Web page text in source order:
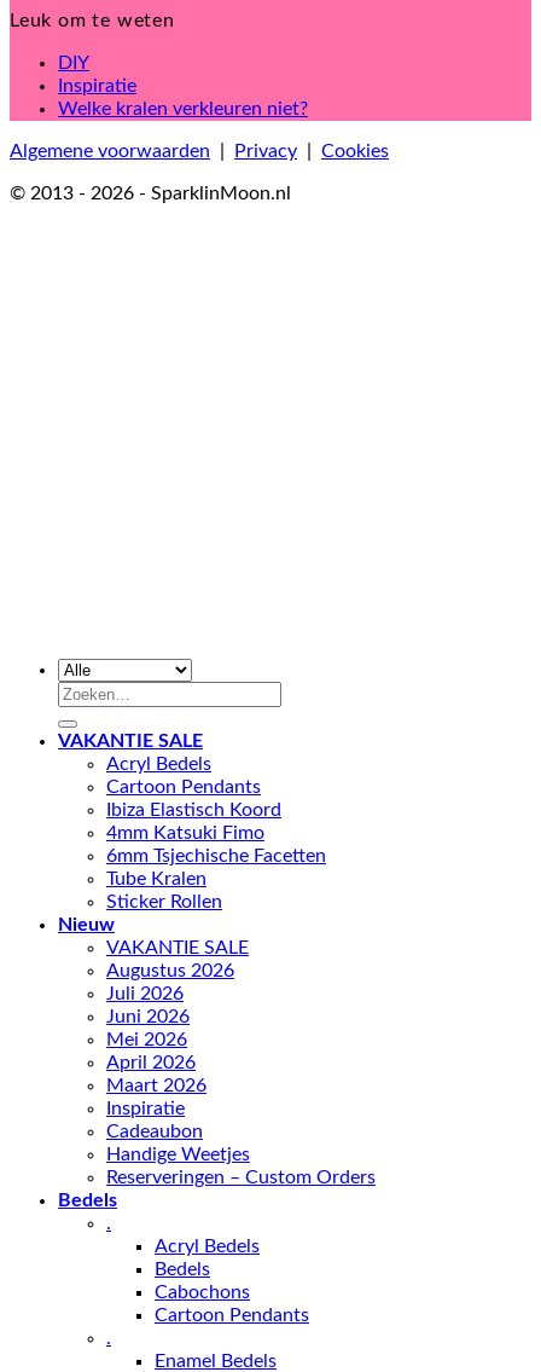
Leuk om te weten
DIY
Inspiratie
Welke kralen verkleuren niet?
Algemene voorwaarden Privacy Cookies
© 2013 - 2026 - SparklinMoon.nl
Zoeken
VAKANTIE SALE
Acryl Bedels
Cartoon Pendants
Ibiza Elastisch Koord
4mm Katsuki Fimo
6mm Tsjechische Facetten
Tube Kralen
Sticker Rollen
Nieuw
VAKANTIE SALE
Augustus 2026
Juli 2026
Juni 2026
Mei 2026
April 2026
Maart 2026
Inspiratie
Cadeaubon
Handige Weetjes
Reserveringen – Custom Orders
Bedels
.
Acryl Bedels
Bedels
Cabochons
Cartoon Pendants
.
Enamel Bedels